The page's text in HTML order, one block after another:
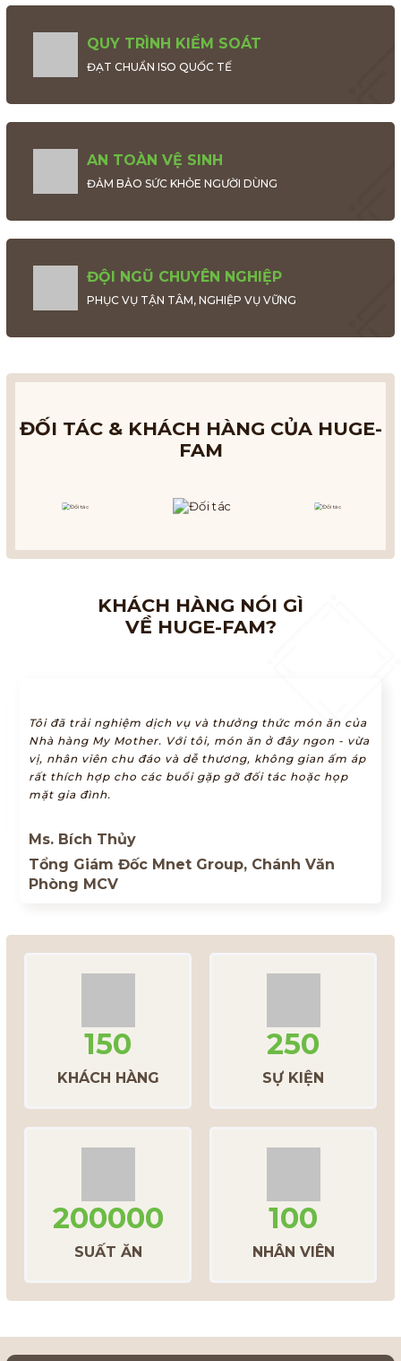
QUY TRÌNH KIỂM SOÁT
ĐẠT CHUẨN ISO QUỐC TẾ
AN TOÀN VỆ SINH
ĐẢM BẢO SỨC KHỎE NGƯỜI DÙNG
ĐỘI NGŨ CHUYÊN NGHIỆP
PHỤC VỤ TẬN TÂM, NGHIỆP VỤ VỮNG
ĐỐI TÁC & KHÁCH HÀNG CỦA HUGE-
FAM
KHÁCH HÀNG NÓI GÌ
VỀ HUGE-FAM?
Tôi đã trải nghiệm dịch vụ và thưởng thức món ăn của
Nhà hàng My Mother. Với tôi, món ăn ở đây ngon - vừa
vị, nhân viên chu đáo và dễ thương, không gian ấm áp
rất thích hợp cho các buổi gặp gỡ đối tác hoặc họp
mặt gia đình.
Ms. Bích Thủy
Tổng Giám Đốc Mnet Group, Chánh Văn
Phòng MCV
150
KHÁCH HÀNG
250
SỰ KIỆN
200000
SUẤT ĂN
100
NHÂN VIÊN